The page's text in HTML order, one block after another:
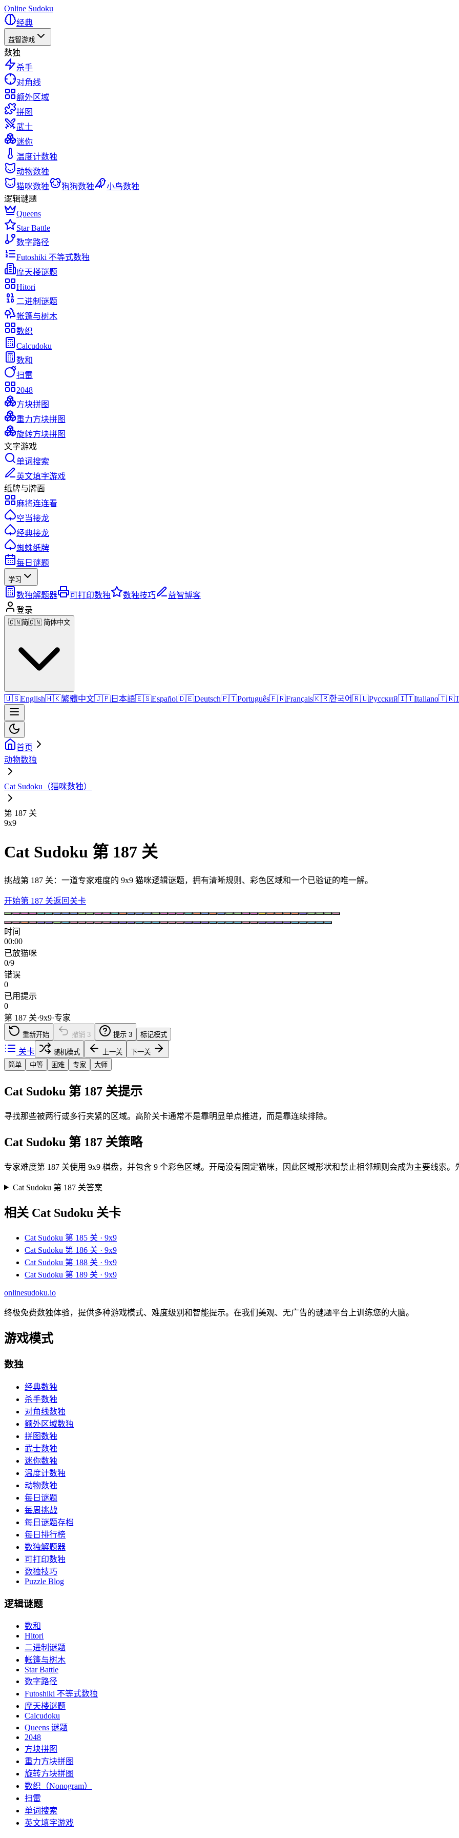
Online Sudoku
经典
益智游戏
数独
杀手
对角线
额外区域
拼图
武士
迷你
温度计数独
动物数独
猫咪数独
狗狗数独
小鸟数独
逻辑谜题
Queens
Star Battle
数字路径
Futoshiki 不等式数独
摩天楼谜题
Hitori
二进制谜题
帐篷与树木
数织
Calcudoku
数和
扫雷
2048
方块拼图
重力方块拼图
旋转方块拼图
文字游戏
单词搜索
英文填字游戏
纸牌与牌面
麻将连连看
空当接龙
经典接龙
蜘蛛纸牌
每日谜题
学习
数独解题器 可打印数独 数独技巧
益智博客
登录
🇨🇳简🇨🇳 简体中文
🇺🇸English🇭🇰繁體中文🇯🇵 日本語🇪🇸Español🇩🇪Deutsch🇵🇹Português🇫🇷Français🇰🇷한국어🇷🇺Русский🇮🇹Italiano🇹🇷
首页
动物数独
Cat Sudoku（猫咪数独）
第 187 关
9x9
Cat Sudoku 第 187 关
挑战第 187 关：一道专家难度的 9x9 猫咪逻辑谜题，拥有清晰规则、彩色区域和一个已验证的唯一解。
开始第 187 关返回关卡
时间
00:00
已放猫咪
0/9
错误
0
已用提示
0
第 187 关·9x9·专家
重新开始 撤销 3 提示 3 标记模式
关卡 随机模式 上一关
下一关
简单
中等 困难 专家 大师
Cat Sudoku 第 187 关提示
寻找那些被两行或多行夹紧的区域。高阶关卡通常不是靠明显单点推进，而是靠连续排除。
Cat Sudoku 第 187 关策略
专家难度第 187 关使用 9x9 棋盘，并包含 9 个彩色区域。开局没有固定猫咪，因此区域形状和禁止相邻规则会成为主要线索。
Cat Sudoku 第 187 关答案
相关 Cat Sudoku 关卡
Cat Sudoku 第 185 关 · 9x9
Cat Sudoku 第 186 关 · 9x9
Cat Sudoku 第 188 关 · 9x9
Cat Sudoku 第 189 关 · 9x9
onlinesudoku.io
终极免费数独体验，提供多种游戏模式、难度级别和智能提示。在我们美观、无广告的谜题平台上训练您的大脑。
游戏模式
数独
经典数独
杀手数独
对角线数独
额外区域数独
拼图数独
武士数独
迷你数独
温度计数独
动物数独
每日谜题
每周挑战
每日谜题存档
每日排行榜
数独解题器
可打印数独
数独技巧
Puzzle Blog
逻辑谜题
数和
Hitori
二进制谜题
帐篷与树木
Star Battle
数字路径
Futoshiki 不等式数独
摩天楼谜题
Calcudoku
Queens 谜题
2048
方块拼图
重力方块拼图
旋转方块拼图
数织（Nonogram）
扫雷
单词搜索
英文填字游戏